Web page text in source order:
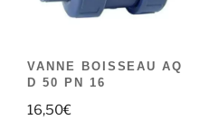
VANNE BOISSEAU AQ
D 50 PN 16
16,50€